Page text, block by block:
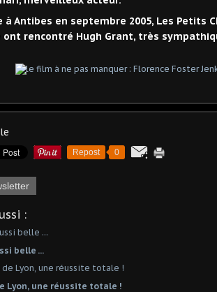
à Antibes en septembre 2005, Les Petits
rencontré Hugh Grant, très
Repost 0
:
belle ...
Lyon, une réussite totale !